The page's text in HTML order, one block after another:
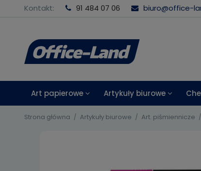
Kontakt: 91 484 07 06 biuro@office-
Art papierowe Artykuły biurowe
Strona główna Artykuły biurowe Art. piśmiennicze